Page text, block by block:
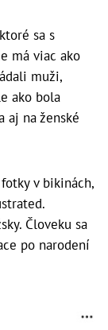
sa s
má viac ako
muži,
ako bola
aj na ženské
v bikinách,
Človeku sa
po narodení